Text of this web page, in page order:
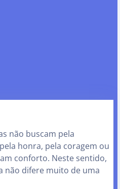
não buscam pela
honra, pela coragem ou
conforto. Neste sentido,
não difere muito de uma